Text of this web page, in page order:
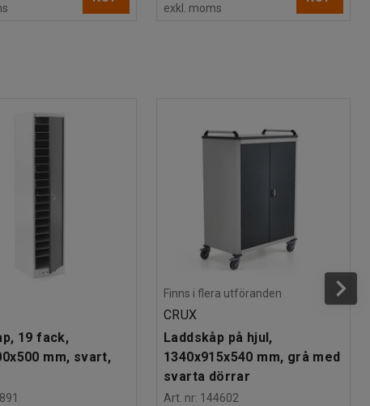
exkl. moms
19 fack,
mm, svart,
Finns i flera utföranden
CRUX
Laddskåp på hjul,
1340x915x540 mm, grå med
svarta dörrar
Art. nr: 144602